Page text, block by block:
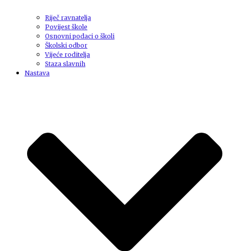
Riječ ravnatelja
Povijest škole
Osnovni podaci o školi
Školski odbor
Vijeće roditelja
Staza slavnih
Nastava